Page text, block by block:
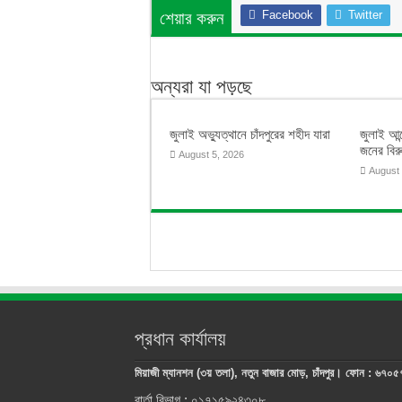
শেয়ার করুন Facebook Twitter
অন্যরা যা পড়ছে
জুলাই অভ্যুত্থানে চাঁদপুরের শহীদ যারা
August 5, 2026
জুলাই
জনের
August
প্রধান কার্যালয়
মিয়াজী ম্যানশন (৩য় তলা), নতুন বাজার মোড়, চাঁদপুর। ফোন :